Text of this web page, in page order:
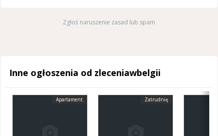
Zgłoś naruszenie zasad lub spam
Inne ogłoszenia od zleceniawbelgii
Apartament Zatrudnię